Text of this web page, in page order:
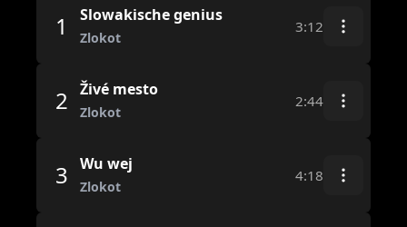
1 Slowakische genius
Zlokot
3:12
2 Živé mesto
Zlokot
2:44
3 Wu wej
Zlokot
4:18